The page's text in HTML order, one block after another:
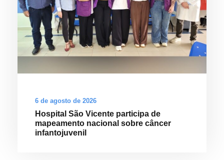
6 de agosto de 2026
Hospital São Vicente participa de
mapeamento nacional sobre câncer
infantojuvenil